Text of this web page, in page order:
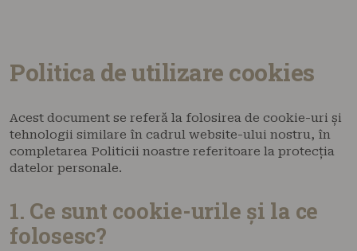
Politica de utilizare cookies
Acest document se referă la folosirea de cookie-uri și
tehnologii similare în cadrul website-ului nostru, în
completarea Politicii noastre referitoare la protecția
datelor personale.
1. Ce sunt cookie-urile și la ce
folosesc?